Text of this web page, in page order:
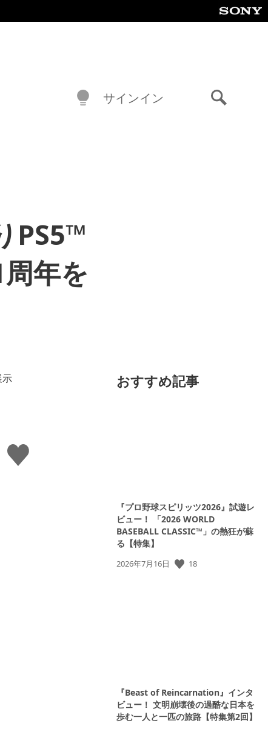
サインイン
PS5™
年を
い
い
ね
おすすめ記事
『プロ野球スピリッツ2026』試遊レ
ビュー！ 「2026 WORLD
BASEBALL CLASSIC™」の熱狂が蘇
る【特集】
公
2026年7月16日 18
『Beast of Reincarnation』インタ
ビュー！ 文明崩壊後の過酷な日本を
歩む一人と一匹の旅路【特集第2回】